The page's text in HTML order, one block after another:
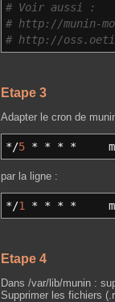
# Voir aussi :
# http://munin-
# http://
Etape 3
Adapter le cron de
*/5 * * * *
par la ligne :
*/1 * * * *
Etape 4
Dans /var/lib/munin :
Supprimer les fichiers